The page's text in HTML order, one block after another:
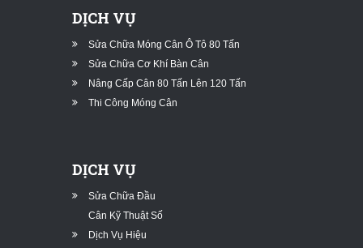
DỊCH VỤ
Sửa Chữa Móng Cân Ô Tô 80 Tấn
Sửa Chữa Cơ Khí Bàn Cân
Nâng Cấp Cân 80 Tấn Lên 120 Tấn
Thi Công Móng Cân
DỊCH VỤ
Sửa Chữa Đầu
Cân Kỹ Thuật Số
Dịch Vụ Hiệu